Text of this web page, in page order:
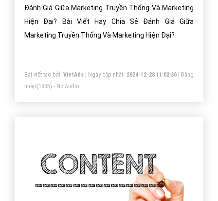
Đánh Giá Giữa Marketing Truyền Thống Và Marketing
Hiện Đại? Bài Viết Hay Chia Sẻ Đánh Giá Giữa
Marketing Truyền Thống Và Marketing Hiện Đại?
Bài viết tạo bởi: VietAds| Ngày cập nhật: 2024-12-28 11:02:36|Đăng
nhập(1885) - No Audio